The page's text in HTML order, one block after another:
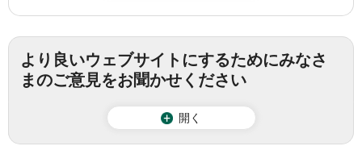
より良いウェブサイトにするためにみなさ
まのご意見をお聞かせください
開く